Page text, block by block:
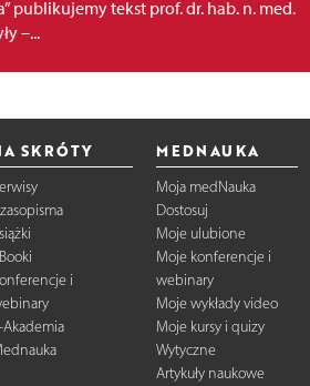
publikujemy tekst prof. dr. hab. n. med.
–...
SKRÓTY
i
Akademia
MEDNAUKA
Moja medNauka
Dostosuj
Moje ulubione
Moje konferencje i
webinary
Moje wykłady video
Moje kursy i quizy
Wytyczne
Artykuły naukowe